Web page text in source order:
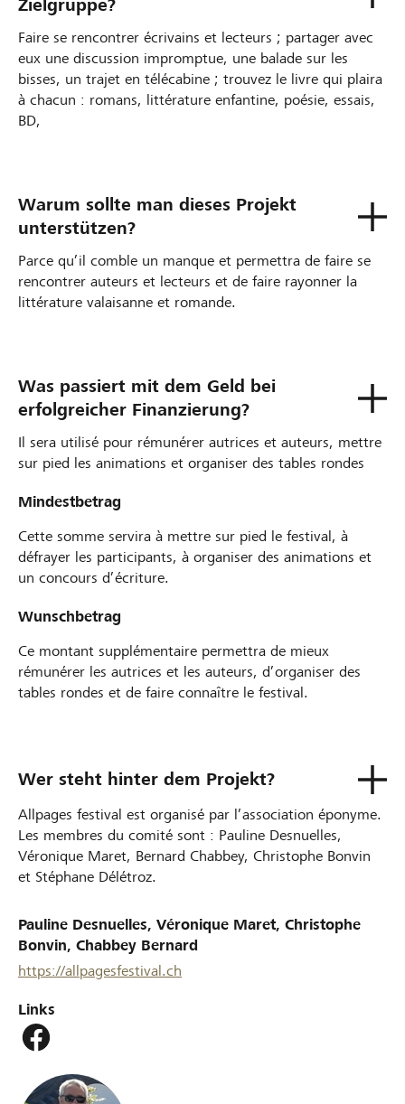
Zielgruppe?
Faire se rencontrer écrivains et lecteurs ; partager avec
eux une discussion impromptue, une balade sur les
bisses, un trajet en télécabine ; trouvez le livre qui plaira
à chacun : romans, littérature enfantine, poésie, essais,
BD,
Warum sollte man dieses Projekt
unterstützen?
Parce qu’il comble un manque et permettra de faire se
rencontrer auteurs et lecteurs et de faire rayonner la
littérature valaisanne et romande.
Was passiert mit dem Geld bei
erfolgreicher Finanzierung?
Il sera utilisé pour rémunérer autrices et auteurs, mettre
sur pied les animations et organiser des tables rondes
Mindestbetrag
Cette somme servira à mettre sur pied le festival, à
défrayer les participants, à organiser des animations et
un concours d’écriture.
Wunschbetrag
Ce montant supplémentaire permettra de mieux
rémunérer les autrices et les auteurs, d’organiser des
tables rondes et de faire connaître le festival.
Wer steht hinter dem Projekt?
Allpages festival est organisé par l’association éponyme.
Les membres du comité sont : Pauline Desnuelles,
Véronique Maret, Bernard Chabbey, Christophe Bonvin
et Stéphane Délétroz.
Pauline Desnuelles, Véronique Maret, Christophe
Bonvin, Chabbey Bernard
https://allpagesfestival.ch
Links